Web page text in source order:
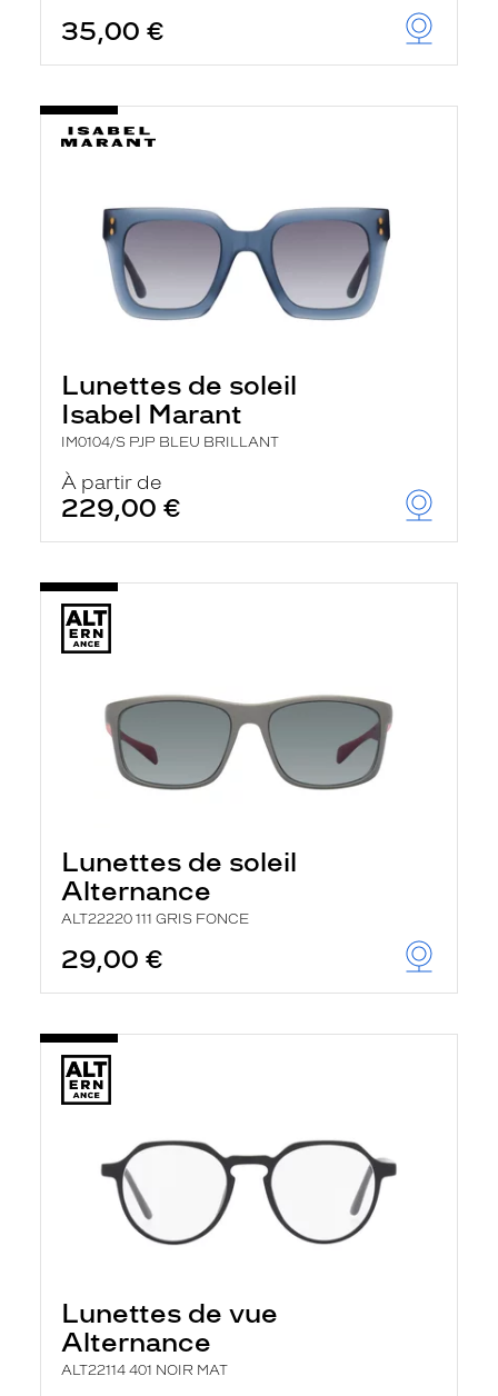
35,00 €
Lunettes de soleil
Isabel Marant
IM0104/S PJP BLEU BRILLANT
À partir de
229,00 €
Lunettes de soleil
Alternance
ALT22220 111 GRIS FONCE
29,00 €
Lunettes de vue
Alternance
ALT22114 401 NOIR MAT